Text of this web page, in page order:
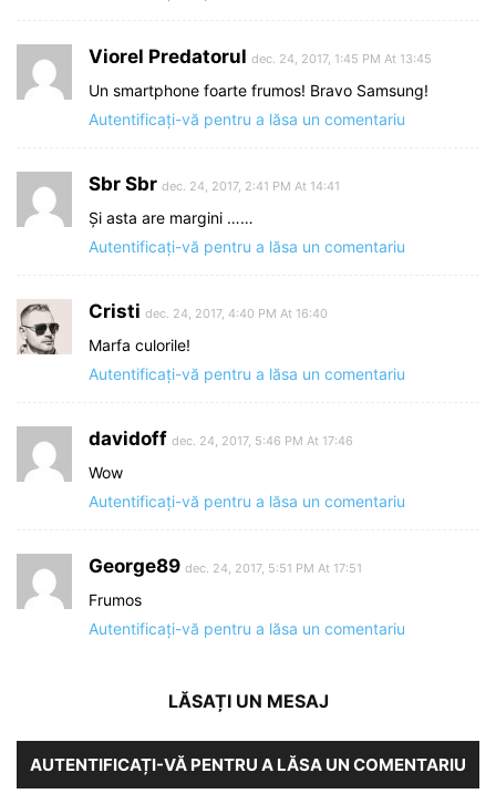
Viorel Predatorul dec. 24, 2017, 1:45 PM At 13:45
Un smartphone foarte frumos! Bravo Samsung!
Autentificați-vă pentru a lăsa un comentariu
Sbr Sbr dec. 24, 2017, 2:41 PM At 14:41
Și asta are margini ……
Autentificați-vă pentru a lăsa un comentariu
Cristi dec. 24, 2017, 4:40 PM At 16:40
Marfa culorile!
Autentificați-vă pentru a lăsa un comentariu
davidoff dec. 24, 2017, 5:46 PM At 17:46
Wow
Autentificați-vă pentru a lăsa un comentariu
George89 dec. 24, 2017, 5:51 PM At 17:51
Frumos
Autentificați-vă pentru a lăsa un comentariu
LĂSAȚI UN MESAJ
AUTENTIFICAȚI-VĂ PENTRU A LĂSA UN COMENTARIU